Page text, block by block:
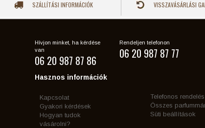
SZÁLLÍTÁSI INFORMÁCIÓK VISSZAVÁSÁRLÁSI
Hívjon minket, ha kérdése
van
06 20 987 87 86
Rendeljen telefonon
06 20 987 87 77
Hasznos információk
Kapcsolat
Gyakori kérdések
Hogyan tudok
vásárolni?
Telefonos rendelés
Összes
Süti beállítások